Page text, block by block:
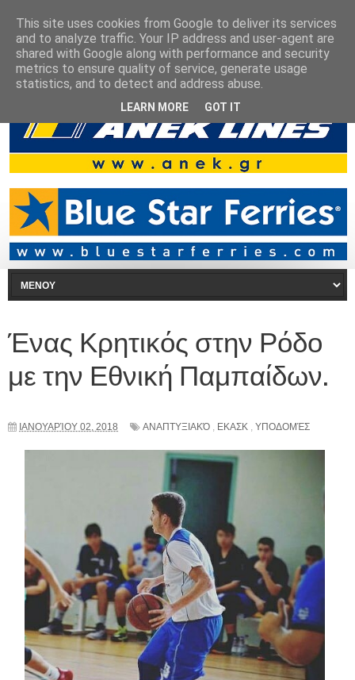
Ένας Κρητικός στην Ρόδο
με την Εθνική Παμπαίδων.
ΙΑΝΟΥΑΡΊΟΥ 02, 2018 ΑΝΑΠΤΥΞΙΑΚΌ , ΕΚΑΣΚ , ΥΠΟΔΟΜΈΣ
This site uses cookies from Google to deliver its services
and to analyze traffic. Your IP address and user-agent are
shared with Google along with performance and security
metrics to ensure quality of service, generate usage
statistics, and to detect and address abuse.
LEARN MORE GOT IT